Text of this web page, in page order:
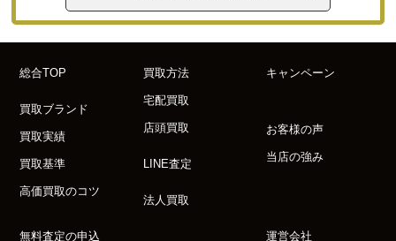
総合TOP
買取ブランド
買取実績
買取基準
高価買取のコツ
買取方法
宅配買取
店頭買取
LINE査定
法人買取
キャンペーン
お客様の声
当店の強み
無料査定の申込 運営会社